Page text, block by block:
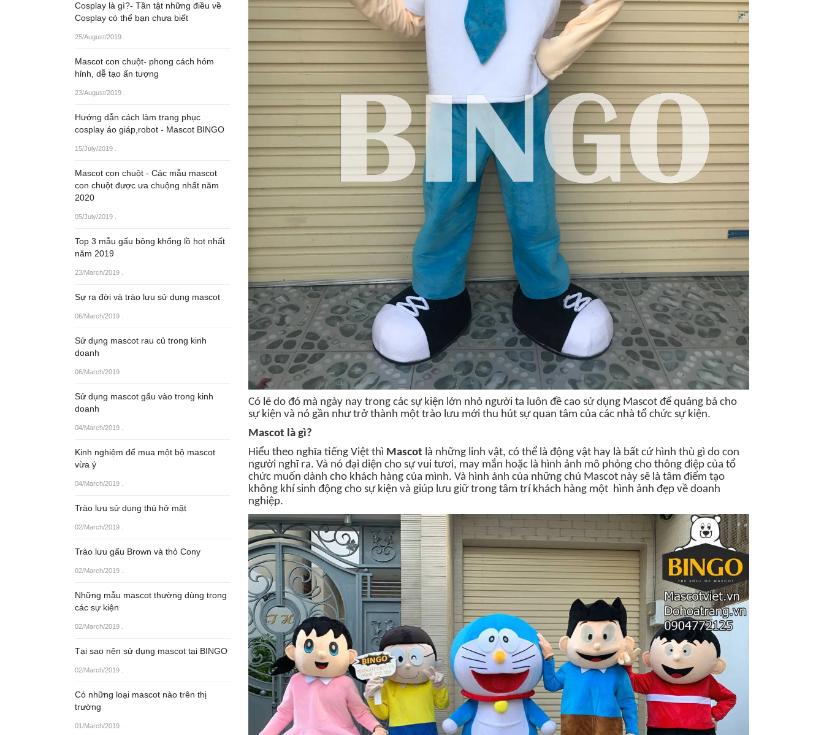
Có lẽ do đó mà ngày nay trong các sự kiện lớn nhỏ người ta luôn đề cao sử dụng Mascot để quảng bá cho
sự kiện và nó gần như trở thành một trào lưu mới thu hút sự quan tâm của các nhà tổ chức sự kiện.
Mascot là gì?
Hiểu theo nghĩa tiếng Việt thì Mascot là những linh vật, có thể là động vật hay là bất cứ hình thù gì do con
người nghĩ ra. Và nó đại diện cho sự vui tươi, may mắn hoặc là hình ảnh mô phỏng cho thông điệp của tổ
chức muốn dành cho khách hàng của mình. Và hình ảnh của những chú Mascot này sẽ là tâm điểm tạo
không khí sinh động cho sự kiện và giúp lưu giữ trong tâm trí khách hàng một hình ảnh đẹp về doanh
nghiệp.
Cosplay là gì?- Tần tật những điều về
Cosplay có thể bạn chưa biết
25/August/2019
Mascot con chuột- phong cách hóm
hỉnh, dễ tạo ấn tượng
23/August/2019
Hướng dẫn cách làm trang phục
cosplay áo giáp,robot - Mascot BINGO
15/July/2019
Mascot con chuột - Các mẫu mascot
con chuột được ưa chuộng nhất năm
2020
05/July/2019
Top 3 mẫu gấu bông khổng lồ hot nhất
năm 2019
23/March/2019
Sự ra đời và trào lưu sử dụng mascot
06/March/2019
Sử dụng mascot rau củ trong kinh
doanh
06/March/2019
Sử dụng mascot gấu vào trong kinh
doanh
04/March/2019
Kinh nghiệm để mua một bộ mascot
vừa ý
04/March/2019
Trào lưu sử dụng thú hở mặt
02/March/2019
Trào lưu gấu Brown và thỏ Cony
02/March/2019
Những mẫu mascot thường dùng trong
các sự kiện
02/March/2019
Tại sao nên sử dụng mascot tại BINGO
02/March/2019
Có những loại mascot nào trên thị
trường
01/March/2019